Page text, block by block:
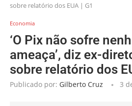
sobre relatório dos EUA | G1
Economia
‘O Pix não sofre
ameaça’, diz ex-
sobre relatório dos
Publicado por: Gilberto Cruz 3